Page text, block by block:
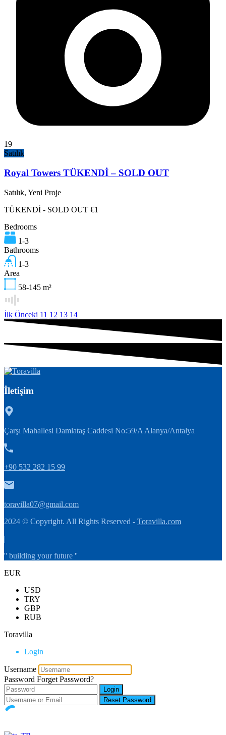
19
Satılık
Royal Towers TÜKENDİ – SOLD OUT
Satılık, Yeni Proje
TÜKENDİ - SOLD OUT €1
Bedrooms
1-3
Bathrooms
1-3
Area
58-145 m²
İlk Önceki 11 12 13 14
İletişim
Çarşı Mahallesi Damlataş Caddesi No:59/A Alanya/Antalya
+90 532 282 15 99
toravilla07@gmail.com
2024 © Copyright. All Rights Reserved - Toravilla.com
|
'' building your future ''
EUR
USD
TRY
GBP
RUB
Toravilla
Login
Username
Password Forget Password?
Login
Reset Password